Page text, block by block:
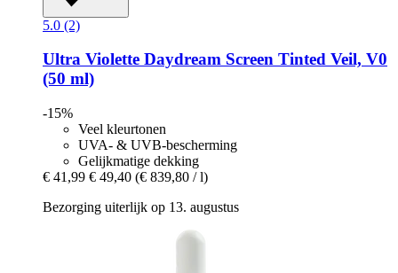
5.0 (2)
Ultra Violette Daydream Screen Tinted Veil, V0
(50 ml)
-15%
Veel kleurtonen
UVA- & UVB-bescherming
Gelijkmatige dekking
€ 41,99 € 49,40 (€ 839,80 / l)
Bezorging uiterlijk op 13. augustus